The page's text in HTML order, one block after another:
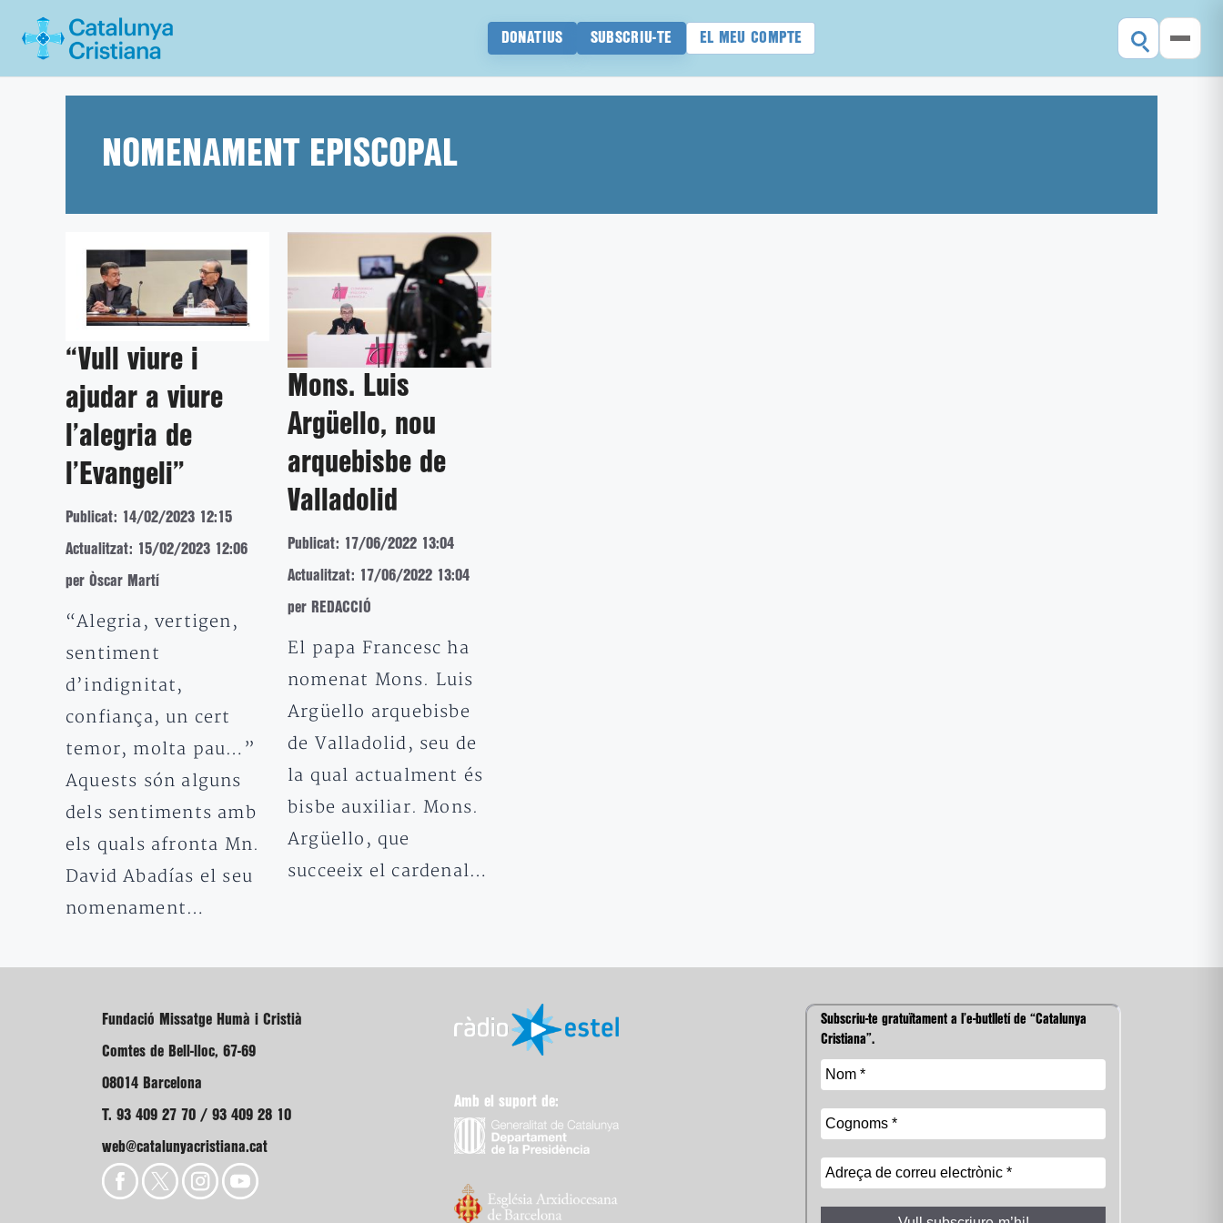
DONATIUS SUBSCRIU-TE EL MEU COMPTE
NOMENAMENT EPISCOPAL
“Vull viure i
ajudar a viure
l’alegria de
l’Evangeli”
Publicat: 14/02/2023 12:15
Actualitzat: 15/02/2023 12:06
per Òscar Martí
“Alegria, vertigen,
sentiment
d’indignitat,
confiança, un cert
temor, molta pau…”
Aquests són alguns
dels sentiments amb
els quals afronta Mn.
David Abadías el seu
nomenament…
Mons. Luis
Argüello, nou
arquebisbe de
Valladolid
Publicat: 17/06/2022 13:04
Actualitzat: 17/06/2022 13:04
per REDACCIÓ
El papa Francesc ha
nomenat Mons. Luis
Argüello arquebisbe
de Valladolid, seu de
la qual actualment és
bisbe auxiliar. Mons.
Argüello, que
succeeix el cardenal…
Fundació Missatge Humà i Cristià
Comtes de Bell-lloc, 67-69
08014 Barcelona
T. 93 409 27 70 / 93 409 28 10
web@catalunyacristiana.cat
Amb el suport de:
Subscriu-te gratuïtament a l’e-butlletí de “Catalunya
Cristiana”.